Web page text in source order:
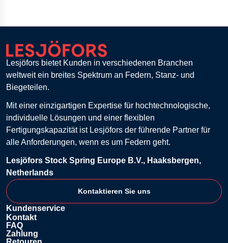
Lesjöfors bietet Kunden in verschiedenen Branchen
weltweit ein breites Spektrum an Federn, Stanz- und
Biegeteilen.
Mit einer einzigartigen Expertise für hochtechnologische,
individuelle Lösungen und einer flexiblen
Fertigungskapazität ist Lesjöfors der führende Partner für
alle Anforderungen, wenn es um Federn geht.
Lesjöfors Stock Spring Europe B.V., Haaksbergen,
Netherlands
Kundenservice
Kontakt
FAQ
Zahlung
Kontaktieren Sie uns